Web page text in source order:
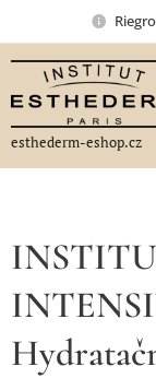
esthederm-eshop.cz